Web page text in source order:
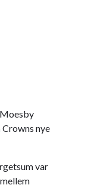
nye
var